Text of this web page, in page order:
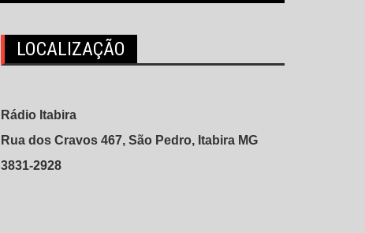
LOCALIZAÇÃO
Rádio Itabira
Rua dos Cravos 467, São Pedro, Itabira MG
3831-2928